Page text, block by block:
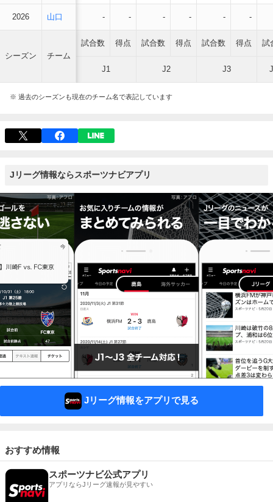
2026 山口 - - - - - -
シーズン チーム
試合数 得点 試合数 得点 試合数 得点 試
J1 J2 J3
※ 過去のシーズンも現在のチーム名で表記しています
Jリーグ情報ならスポーツナビアプリ
Jリーグ情報をアプリで見る
おすすめ情報
スポーツナビ公式アプリ
アプリならJリーグ速報が見やすい